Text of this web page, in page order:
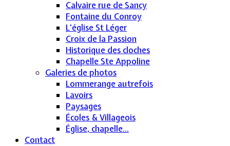
Calvaire rue de Sancy
Fontaine du Conroy
L'église St Léger
Croix de la Passion
Historique des cloches
Chapelle Ste Appoline
Galeries de photos
Lommerange autrefois
Lavoirs
Paysages
Écoles & Villageois
Église, chapelle...
Contact